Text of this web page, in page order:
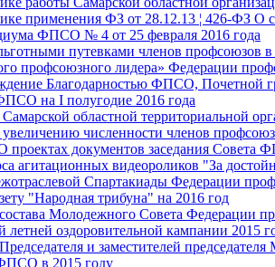
применения ФЗ от 28.12.13 ¦ 426-ФЗ О
ФПСО № 4 от 25 февраля 2016 года
путевками членов профсоюзов в
профсоюзного лидера» Федерации
Благодарностью ФПСО, Почетной
на I полугодие 2016 года
областной территориальной
численности членов
проектах документов заседания Совета
агитационных видеороликов "За
Спартакиады Федерации
"Народная трибуна" на 2016 год
Молодежного Совета Федерации
летней оздоровительной кампании 2015
и заместителей
в 2015 году